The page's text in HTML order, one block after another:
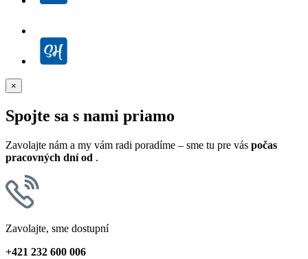
×
Spojte sa s nami priamo
Zavolajte nám a my vám radi poradíme – sme tu pre vás počas
pracovných dní od .
Zavolajte, sme dostupní
+421 232 600 006